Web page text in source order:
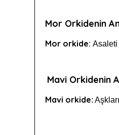
Mor Orkidenin
Mor orkide: Asaleti
Mavi Orkidenin
Mavi orkide: